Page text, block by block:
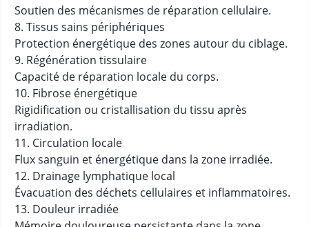
Soutien des mécanismes de réparation cellulaire.
8. Tissus sains périphériques
Protection énergétique des zones autour du ciblage.
9. Régénération tissulaire
Capacité de réparation locale du corps.
10. Fibrose énergétique
Rigidification ou cristallisation du tissu après
irradiation.
11. Circulation locale
Flux sanguin et énergétique dans la zone irradiée.
12. Drainage lymphatique local
Évacuation des déchets cellulaires et inflammatoires.
13. Douleur irradiée